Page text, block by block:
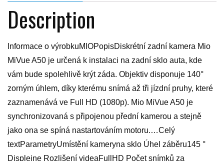
Description
Informace o výrobkuMIOPopisDiskrétní zadní kamera Mio
MiVue A50 je určená k instalaci na zadní sklo auta, kde
vám bude spolehlivě krýt záda. Objektiv disponuje 140°
zorným úhlem, díky kterému snímá až tři jízdní pruhy, které
zaznamenává ve Full HD (1080p). Mio MiVue A50 je
synchronizovaná s připojenou přední kamerou a stejně
jako ona se spíná nastartováním motoru.…Celý
textParametryUmístění kameryna sklo Úhel záběru145 °
Displejne Rozlišení videaFullHD Počet snímků za